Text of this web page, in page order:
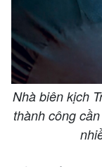
Nhà biên kịch
thành công